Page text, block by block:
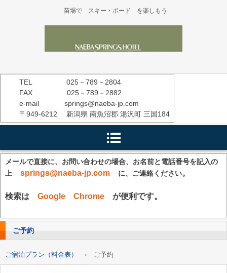
苗場で スキー・ボード を楽しもう
TEL 025－789－2804
FAX 025－789－2882
e-mail springs@naeba-jp.com
〒949-6212 新潟県 南魚沼郡 湯沢町 三国184
メールで直接に、お問い合わせの場合、お名前と電話番号を記入の
上
springs@naeba-jp.com に、ご連絡ください。
検索は Google Chrome が便利です。
ご予約
ご宿泊プラン（料金表） › ご予約